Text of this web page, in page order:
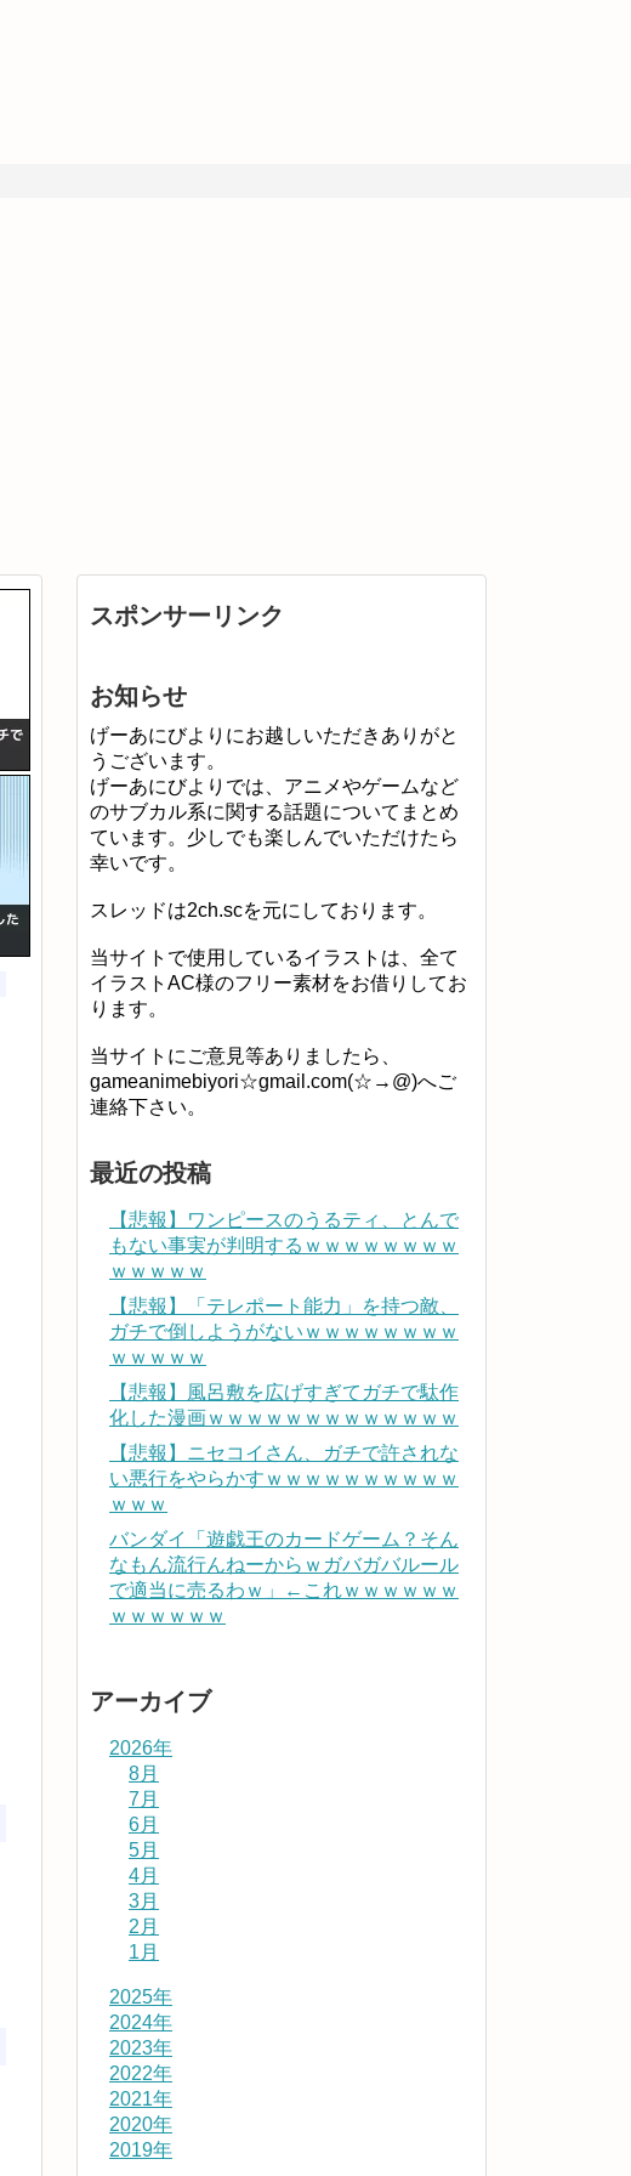
スポンサーリンク
お知らせ
げーあにびよりにお越しいただきありがと
うございます。
げーあにびよりでは、アニメやゲームなど
のサブカル系に関する話題についてまとめ
ています。少しでも楽しんでいただけたら
幸いです。
スレッドは2ch.scを元にしております。
当サイトで使用しているイラストは、全て
イラストAC様のフリー素材をお借りしてお
ります。
当サイトにご意見等ありましたら、
gameanimebiyori☆gmail.com(☆→@)へご
連絡下さい。
最近の投稿
【悲報】ワンピースのうるティ、とんで
もない事実が判明するｗｗｗｗｗｗｗｗ
ｗｗｗｗｗ
【悲報】「テレポート能力」を持つ敵、
ガチで倒しようがないｗｗｗｗｗｗｗｗ
ｗｗｗｗｗ
【悲報】風呂敷を広げすぎてガチで駄作
化した漫画ｗｗｗｗｗｗｗｗｗｗｗｗｗ
【悲報】ニセコイさん、ガチで許されな
い悪行をやらかすｗｗｗｗｗｗｗｗｗｗ
ｗｗｗ
バンダイ「遊戯王のカードゲーム？そん
なもん流行んねーからｗガバガバルール
で適当に売るわｗ」←これｗｗｗｗｗｗ
ｗｗｗｗｗｗ
アーカイブ
2026年
8月
7月
6月
5月
4月
3月
2月
1月
2025年
2024年
2023年
2022年
2021年
2020年
2019年